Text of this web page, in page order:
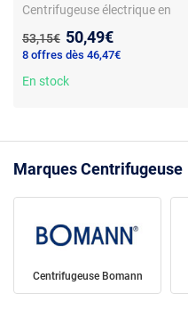
Centrifugeuse électrique en
séparation pulpe - sécurité
par fixations - goulotte 75
mm - 80 dB
Ancien prix :
53,15€ Nouveau prix :
50,49€
8 offres dès 46,47€
En stock
Marques Centrifugeuse
Centrifugeuse Bomann